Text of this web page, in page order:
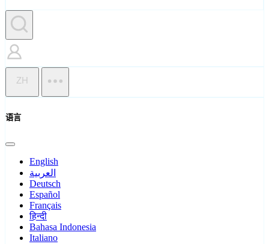
ZH
语言
English
العربية
Deutsch
Español
Français
हिन्दी
Bahasa Indonesia
Italiano